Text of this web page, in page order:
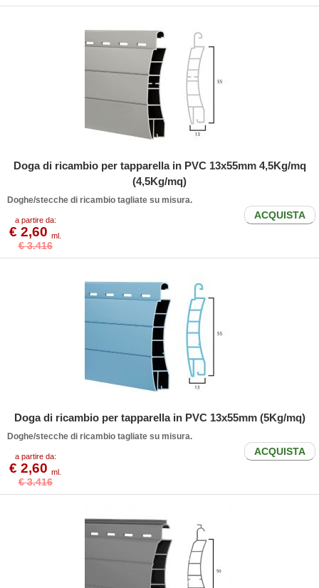
Doga di ricambio per tapparella in PVC 13x55mm 4,5Kg/mq
(4,5Kg/mq)
Doghe/stecche di ricambio tagliate su misura.
a partire da:
€ 2,60 ml.
€ 3.416
ACQUISTA
Doga di ricambio per tapparella in PVC 13x55mm (5Kg/mq)
Doghe/stecche di ricambio tagliate su misura.
a partire da:
€ 2,60 ml.
€ 3.416
ACQUISTA